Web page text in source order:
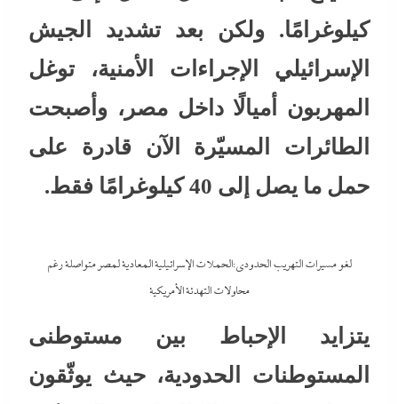
كيلوغرامًا. ولكن بعد تشديد الجيش
الإسرائيلي الإجراءات الأمنية، توغل
المهربون أميالًا داخل مصر، وأصبحت
الطائرات المسيّرة الآن قادرة على
حمل ما يصل إلى 40 كيلوغرامًا فقط.
لغو مسيرات التهريب الحدودى:الحملات الإسرائيلية المعادية لمصر متواصلة رغم
محاولات التهدئة الأمريكية
يتزايد الإحباط بين مستوطنى
المستوطنات الحدودية، حيث يوثّقون